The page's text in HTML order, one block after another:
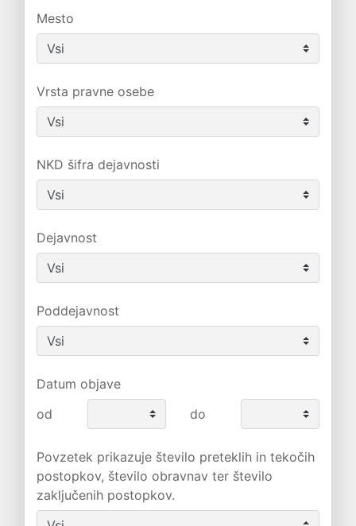
Mesto
Vrsta pravne osebe
NKD šifra dejavnosti
Dejavnost
Poddejavnost
Datum objave
od
do
Povzetek prikazuje število preteklih in tekočih
postopkov, število obravnav ter število
zaključenih postopkov.